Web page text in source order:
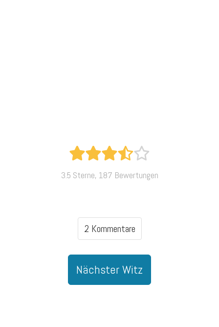
3.5 Sterne, 187 Bewertungen
2 Kommentare
Nächster Witz